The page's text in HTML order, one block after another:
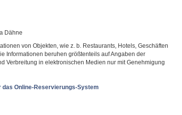
Dähne
von Objekten, wie z. b. Restaurants, Hotels, Geschäften
Informationen beruhen größtenteils auf Angaben der
Verbreitung in elektronischen Medien nur mit Genehmigung
Online-Reservierungs-System